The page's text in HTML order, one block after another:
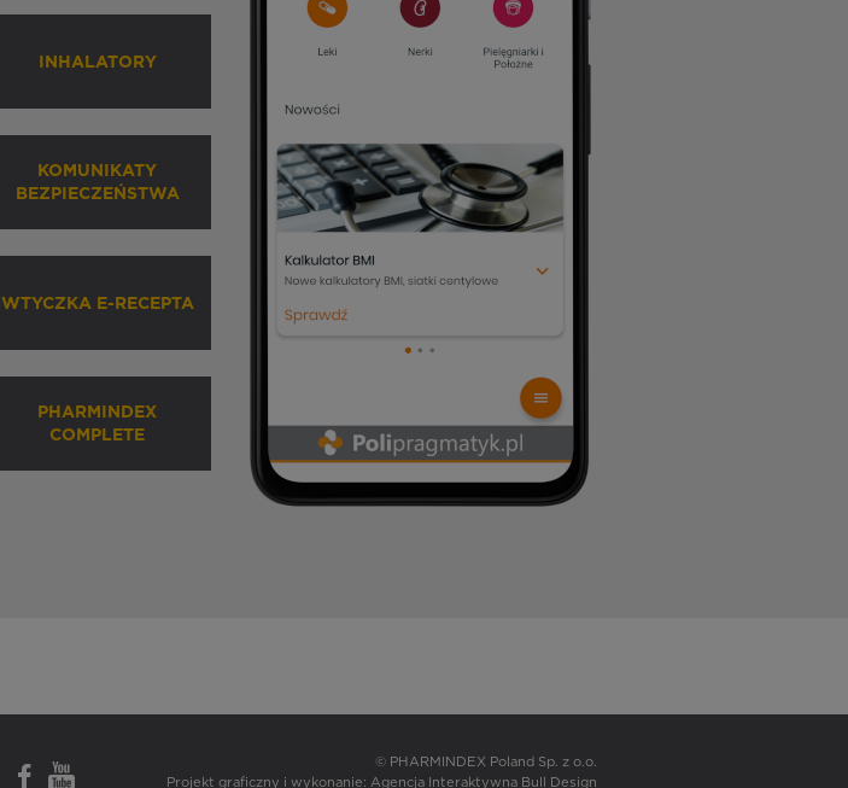
INHALATORY
KOMUNIKATY
BEZPIECZEŃSTWA
WTYCZKA E-RECEPTA
PHARMINDEX
COMPLETE
© PHARMINDEX Poland Sp. z o.o.
Projekt graficzny i wykonanie: Agencja Interaktywna Bull Design